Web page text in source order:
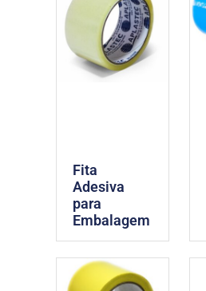
Fita
Adesiva
para
Embalagem